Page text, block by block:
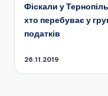
Фіскали у
хто перебуває у
податків
26.11.2019